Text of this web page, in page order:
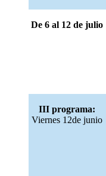
De 6 al 12 de julio
III programa:
Viernes 12de junio